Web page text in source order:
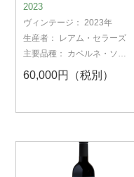
2023
ヴィンテージ：2023年
生産者：
レアム・セラーズ
主要品種： カベルネ・ソー
60,000円（税別）